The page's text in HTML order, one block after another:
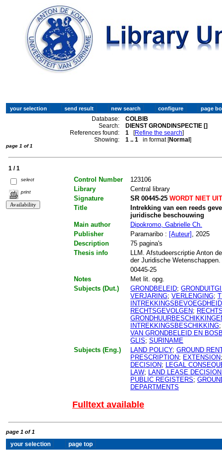
Database:
COLBIB
Search:
DIENST GRONDINSPECTIE []
References found:
1 [Refine the search]
Showing:
1 .. 1 in format [Normal]
page 1 of 1
1 / 1
select
print
Control Number
123106
Library
Central library
Signature
SR 00445-25WORDT NIET
Title
Intrekking van een reeds
juridische beschouwing
Main author
Dipokromo, Gabrielle Ch.
Publisher
Paramaribo : [Auteur]
, 2025
Description
75 pagina's
Thesis info
LLM. Afstudeerscriptie Anton
der Juridische
00445-25
Notes
Met lit. opg.
Subjects (Dut.)
GRONDBELEID;
VERJARING; VERLENGING;
INTREKKINGSBEVOEGDHEID
RECHTSGEVOLGEN;
INTREKKINGSBESCHIKKING
VAN GRONDBELEID EN
GLIS; SURINAME
Subjects (Eng.)
LAND POLICY; GROUND
PRESCRIPTION; EXTENSION
DECISION;
LEGAL
LAW;
LAND LEASE
PUBLIC REGISTERS;
DEPARTMENTS
Fulltext available
page 1 of 1